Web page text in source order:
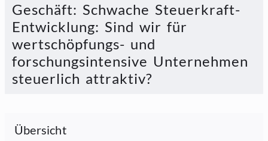
Geschäft: Schwache Steuerkraft-
Entwicklung: Sind wir für
wertschöpfungs- und
forschungsintensive Unternehmen
steuerlich attraktiv?
Übersicht